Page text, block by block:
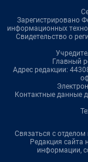
Зарегистрировано
информационных
Свидетельство о
Главный
Адрес редакции:
Контактные данные
Связаться с
Редакция сайта
информации,